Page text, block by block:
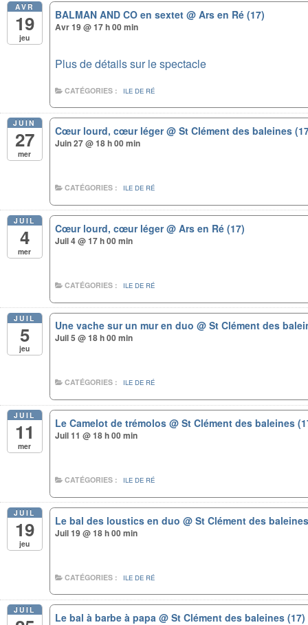
AVR
19
jeu
BALMAN AND CO en sextet@ Ars en Ré (17)
Avr 19 @ 17 h 00 min
Plus de détails sur le spectacle
CATÉGORIES : ILE DE RÉ
JUIN
27
mer
Cœur lourd, cœur léger@ St Clément des baleines
Juin 27 @ 18 h 00 min
CATÉGORIES : ILE DE RÉ
JUIL
4
mer
Cœur lourd, cœur léger@ Ars en Ré (17)
Juil 4 @ 17 h 00 min
CATÉGORIES : ILE DE RÉ
JUIL
5
jeu
Une vache sur un mur en duo@ St Clément des
Juil 5 @ 18 h 00 min
CATÉGORIES : ILE DE RÉ
JUIL
11
mer
Le Camelot de trémolos@ St Clément des baleines
Juil 11 @ 18 h 00 min
CATÉGORIES : ILE DE RÉ
JUIL
19
jeu
Le bal des loustics en duo@ St Clément des
Juil 19 @ 18 h 00 min
CATÉGORIES : ILE DE RÉ
JUIL
Le bal à barbe à papa@ St Clément des baleines (17)